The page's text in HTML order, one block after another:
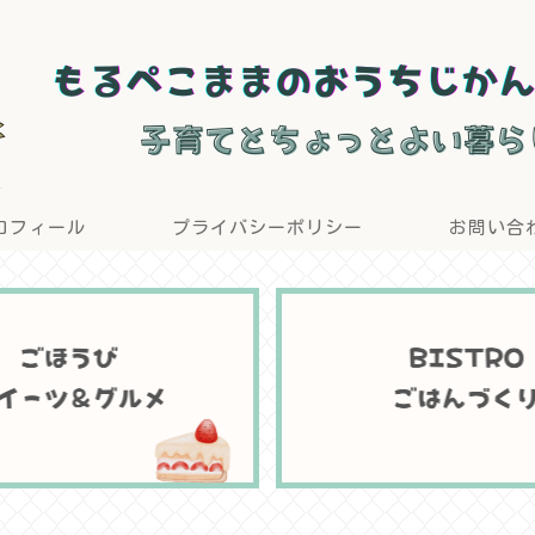
フィール プライバシーポリシー お問い合